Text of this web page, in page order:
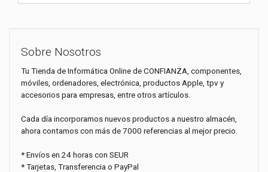
Sobre Nosotros
Tu Tienda de Informática Online de CONFIANZA, componentes,
móviles, ordenadores, electrónica, productos Apple, tpv y
accesorios para empresas, entre otros artículos.
Cada día incorporamos nuevos productos a nuestro almacén,
ahora contamos con más de 7000 referencias al mejor precio.
* Envíos en 24 horas con SEUR
* Tarjetas, Transferencia o PayPal